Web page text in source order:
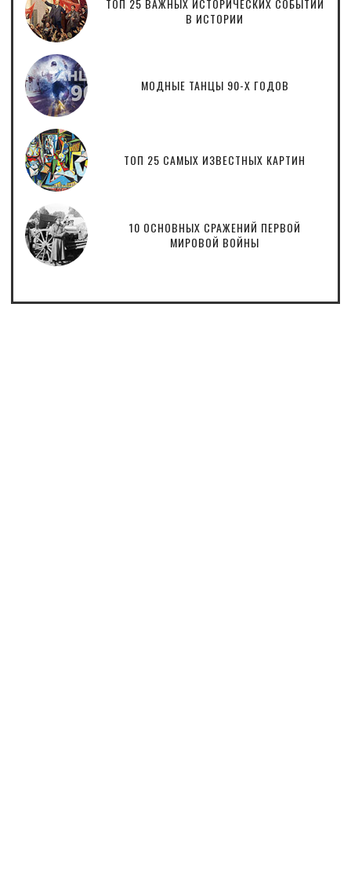
ТОП 25 ВАЖНЫХ ИСТОРИЧЕСКИХ СОБЫТИЙ
В ИСТОРИИ
МОДНЫЕ ТАНЦЫ 90-Х ГОДОВ
ТОП 25 САМЫХ ИЗВЕСТНЫХ КАРТИН
10 ОСНОВНЫХ СРАЖЕНИЙ ПЕРВОЙ
МИРОВОЙ ВОЙНЫ